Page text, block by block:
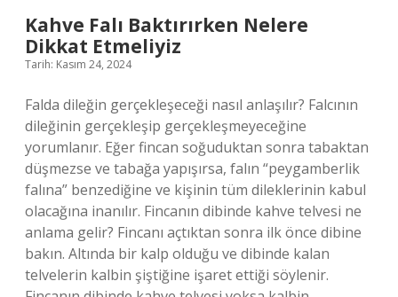
Kahve Falı Baktırırken Nelere
Dikkat Etmeliyiz
Tarih: Kasım 24, 2024
Falda dileğin gerçekleşeceği nasıl anlaşılır? Falcının
dileğinin gerçekleşip gerçekleşmeyeceğine
yorumlanır. Eğer fincan soğuduktan sonra tabaktan
düşmezse ve tabağa yapışırsa, falın “peygamberlik
falına” benzediğine ve kişinin tüm dileklerinin kabul
olacağına inanılır. Fincanın dibinde kahve telvesi ne
anlama gelir? Fincanı açtıktan sonra ilk önce dibine
bakın. Altında bir kalp olduğu ve dibinde kalan
telvelerin kalbin şiştiğine işaret ettiği söylenir.